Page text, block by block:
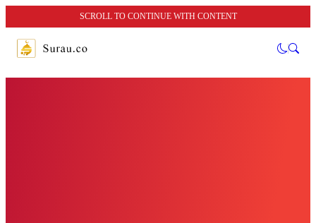
SCROLL TO CONTINUE WITH CONTENT